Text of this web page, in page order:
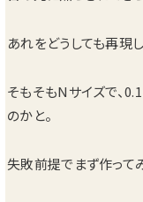
あれをどうしても再現し
そもそもNサイズで、
のかと。
失敗前提でまず作って